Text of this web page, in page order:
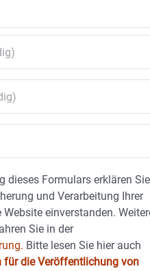
dieses Formulars erklären Sie
und Verarbeitung Ihrer
einverstanden.
Sie in der
Bitte lesen Sie hier auch
für die Veröffentlichung von